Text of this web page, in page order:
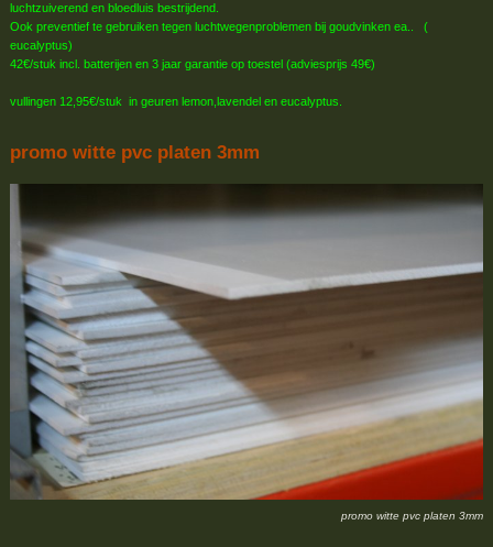
luchtzuiverend en bloedluis bestrijdend.
Ook preventief te gebruiken tegen luchtwegenproblemen bij goudvinken ea.. (
eucalyptus)
42€/stuk incl. batterijen en 3 jaar garantie op toestel (adviesprijs 49€)
vullingen 12,95€/stuk in geuren lemon,lavendel en eucalyptus.
promo witte pvc platen 3mm
promo witte pvc platen 3mm